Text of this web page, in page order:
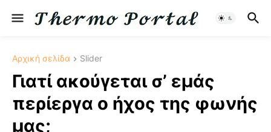
Αρχική σελίδα Slider
Γιατί ακούγεται σ’ εμάς
περίεργα ο ήχος της φωνής
μας;